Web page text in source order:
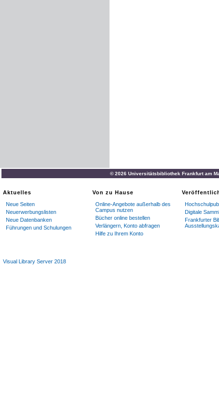
© 2026 Universitätsbibliothek Frankfurt am
Aktuelles
Neue Seiten
Neuerwerbungslisten
Neue Datenbanken
Führungen und Schulungen
Von zu Hause
Online-Angebote außerhalb des
Campus nutzen
Bücher online bestellen
Verlängern, Konto abfragen
Hilfe zu Ihrem Konto
Digitale
Frankfurter
Visual Library Server 2018